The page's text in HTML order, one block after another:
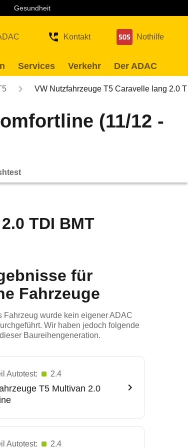
Gesundheit
Kontakt Nothilfe
Services Verkehr Der ADAC
VW Nutzfahrzeuge T5 Caravelle lang 2.0
(11/12 -
TDI BMT
für
Fahrzeuge
Fahrzeug wurde kein eigener ADAC
Wir haben jedoch folgende
Baureihengeneration.
Autotest: 2.4
T5 Multivan 2.0
Autotest: 2.4